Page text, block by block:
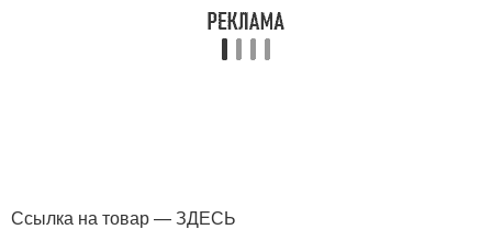
Ссылка на товар — ЗДЕСЬ